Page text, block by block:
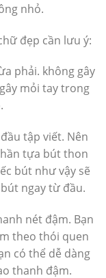
nhỏ.
đẹp cần lưu ý:
phải. không gây
mỏi tay trong
tập viết. Nên
tựa bút thon
bút như vậy sẽ
ngay từ đầu.
nét đậm. Bạn
theo thói quen
có thể dễ dàng
thanh đậm.